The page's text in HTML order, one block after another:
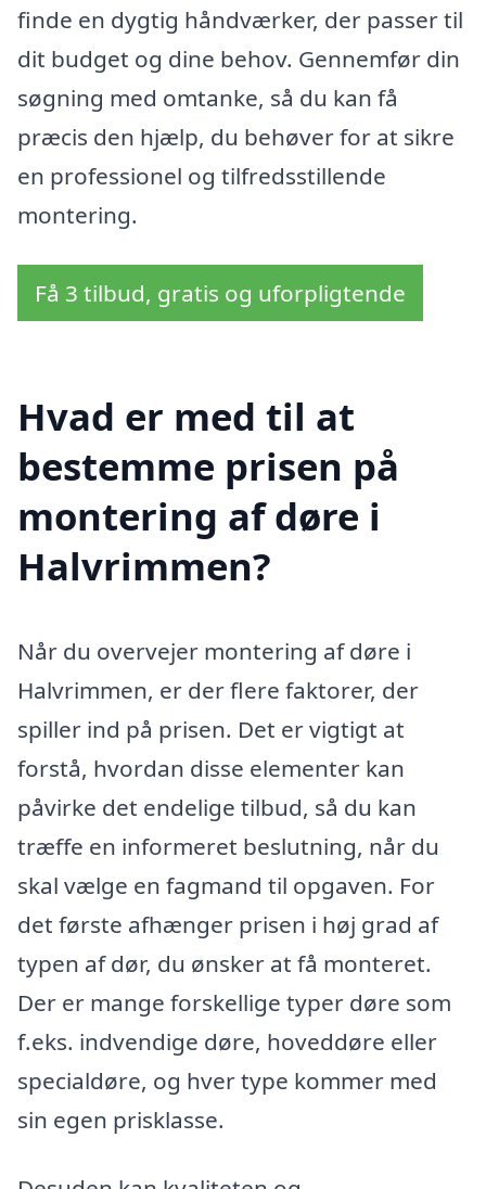
finde en dygtig håndværker, der passer til
dit budget og dine behov. Gennemfør din
søgning med omtanke, så du kan få
præcis den hjælp, du behøver for at sikre
en professionel og tilfredsstillende
montering.
Få 3 tilbud, gratis og uforpligtende
Hvad er med til at
bestemme prisen på
montering af døre i
Halvrimmen?
Når du overvejer montering af døre i
Halvrimmen, er der flere faktorer, der
spiller ind på prisen. Det er vigtigt at
forstå, hvordan disse elementer kan
påvirke det endelige tilbud, så du kan
træffe en informeret beslutning, når du
skal vælge en fagmand til opgaven. For
det første afhænger prisen i høj grad af
typen af dør, du ønsker at få monteret.
Der er mange forskellige typer døre som
f.eks. indvendige døre, hoveddøre eller
specialdøre, og hver type kommer med
sin egen prisklasse.